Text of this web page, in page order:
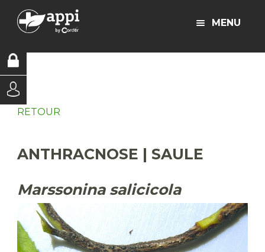
MENU
RETOUR
ANTHRACNOSE | SAULE
Marssonina salicicola